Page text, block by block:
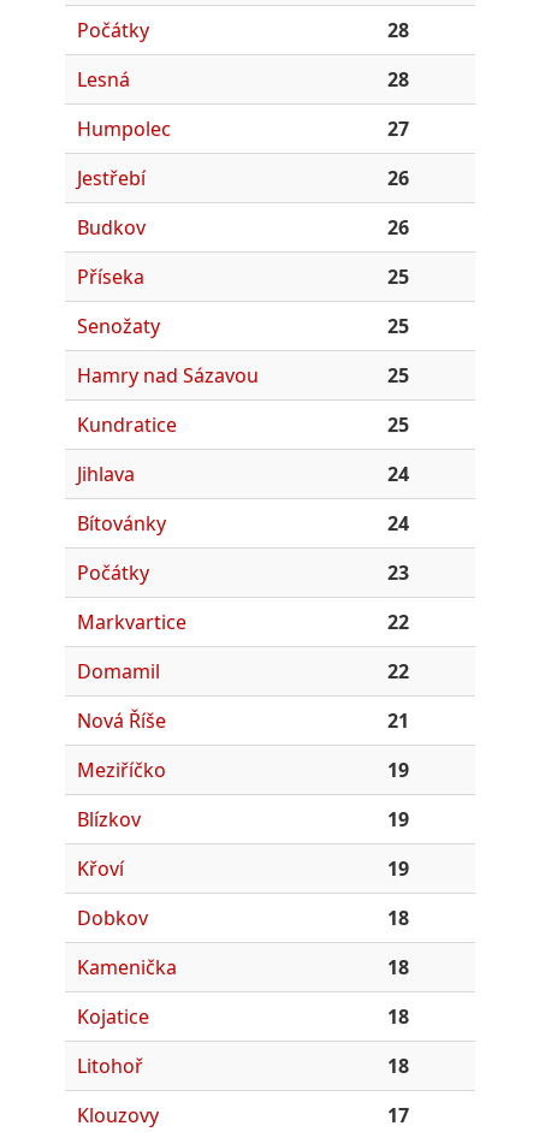
Počátky
28
Lesná
28
Humpolec
27
Jestřebí
26
Budkov
26
Příseka
25
Senožaty
25
Hamry nad Sázavou
25
Kundratice
25
Jihlava
24
Bítovánky
24
Počátky
23
Markvartice
22
Domamil
22
Nová Říše
21
Meziříčko
19
Blízkov
19
Křoví
19
Dobkov
18
Kamenička
18
Kojatice
18
Litohoř
18
Klouzovy
17